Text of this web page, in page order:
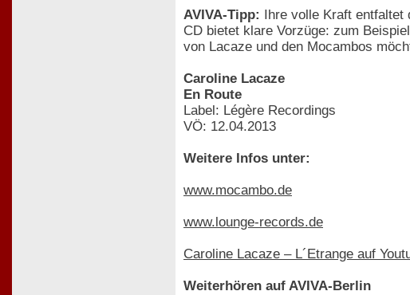
AVIVA-Tipp: Ihre volle Kraft entfaltet
CD bietet klare Vorzüge: zum
von Lacaze und den Mocambos
Caroline Lacaze
En Route
Label: Légère Recordings
VÖ: 12.04.2013
Weitere Infos unter:
www.mocambo.de
www.lounge-records.de
Caroline Lacaze – L´Etrange auf
Weiterhören auf AVIVA-Berlin